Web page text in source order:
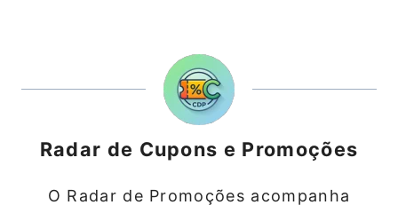
Radar de Cupons e Promoções
O Radar de Promoções acompanha